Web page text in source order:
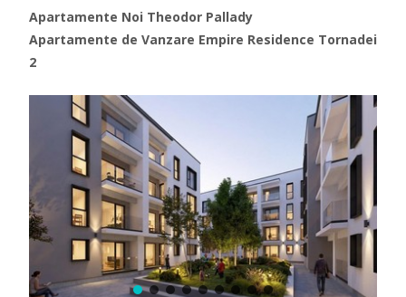
Apartamente Noi Theodor Pallady
Apartamente de Vanzare Empire Residence Tornadei
2